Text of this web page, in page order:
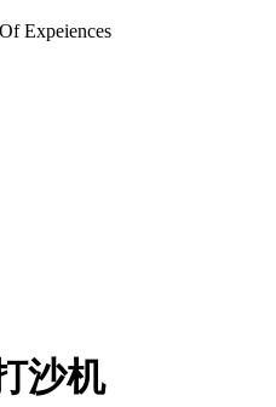
Expeiences
沙机